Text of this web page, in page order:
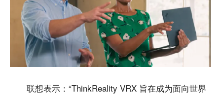
联想表示：“ThinkReality VRX 旨在成为面向世界